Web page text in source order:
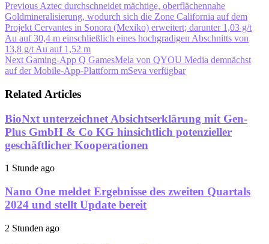
Previous Aztec durchschneidet mächtige, oberflächennahe
Goldmineralisierung, wodurch sich die Zone California auf dem
Projekt Cervantes in Sonora (Mexiko) erweitert; darunter 1,03 g/t
Au auf 30,4 m einschließlich eines hochgradigen Abschnitts von
13,8 g/t Au auf 1,52 m
Next Gaming-App Q GamesMela von QYOU Media demnächst
auf der Mobile-App-Plattform mSeva verfügbar
Related Articles
BioNxt unterzeichnet Absichtserklärung mit Gen-
Plus GmbH & Co KG hinsichtlich potenzieller
geschäftlicher Kooperationen
1 Stunde ago
Nano One meldet Ergebnisse des zweiten Quartals
2024 und stellt Update bereit
2 Stunden ago